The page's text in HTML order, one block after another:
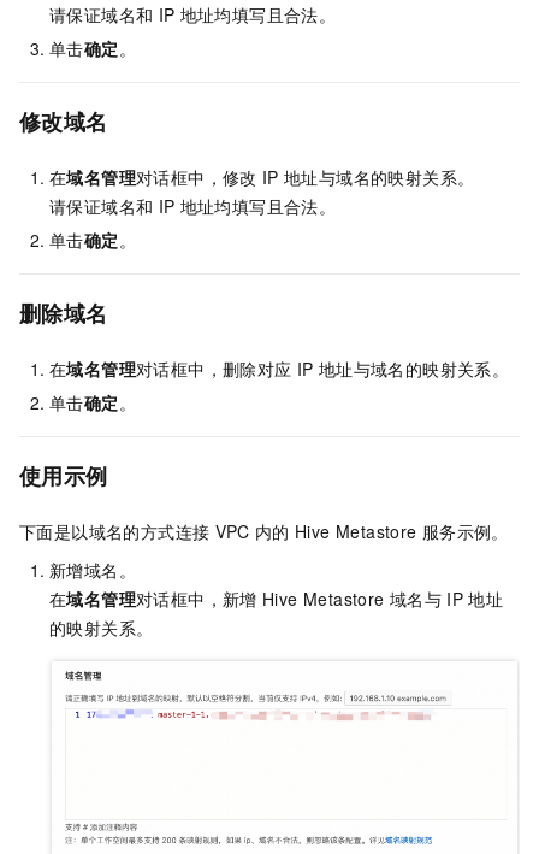
请保证域名和 IP 地址均填写且合法。
单击确定 。
修改域名
在域名管理对话框中，修改 IP 地址与域名的映射关系。
请保证域名和 IP 地址均填写且合法。
单击确定 。
删除域名
在域名管理对话框中，删除对应 IP 地址与域名的映射关系。
单击确定 。
使用示例
下面是以域名的方式连接 VPC 内的 Hive Metastore 服务示例。
新增域名。
在域名管理对话框中，新增 Hive Metastore 域名与 IP 地址
的映射关系。